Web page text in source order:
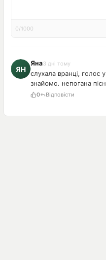
0/1000
Яна3 дні тому
слухала вранці, голос
знайомо. непогана
0 Відповісти